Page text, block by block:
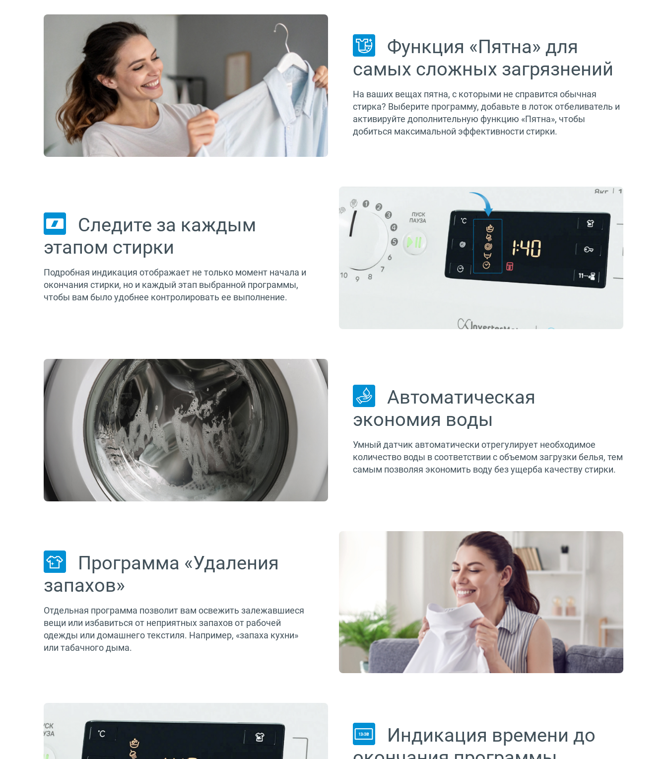
Функция «Пятна» для
самых сложных загрязнений
На ваших вещах пятна, с которыми не справится обычная
стирка? Выберите программу, добавьте в лоток отбеливатель и
активируйте дополнительную функцию «Пятна», чтобы
добиться максимальной эффективности стирки.
Следите за каждым
этапом стирки
Подробная индикация отображает не только момент начала и
окончания стирки, но и каждый этап выбранной программы,
чтобы вам было удобнее контролировать ее выполнение.
Автоматическая
экономия воды
Умный датчик автоматически отрегулирует необходимое
количество воды в соответствии с объемом загрузки белья, тем
самым позволяя экономить воду без ущерба качеству стирки.
Программа «Удаления
запахов»
Отдельная программа позволит вам освежить залежавшиеся
вещи или избавиться от неприятных запахов от рабочей
одежды или домашнего текстиля. Например, «запаха кухни»
или табачного дыма.
Индикация времени до